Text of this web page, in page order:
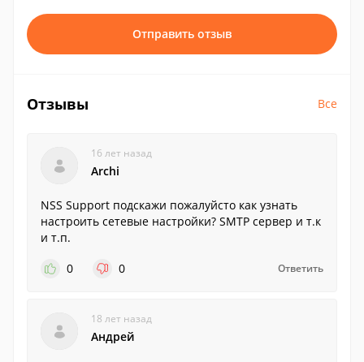
Отправить отзыв
Отзывы Все
16 лет назад
Archi
NSS Support подскажи пожалуйсто как узнать
настроить сетевые настройки? SMTP сервер и т.к
и т.п.
0
0 Ответить
18 лет назад
Андрей